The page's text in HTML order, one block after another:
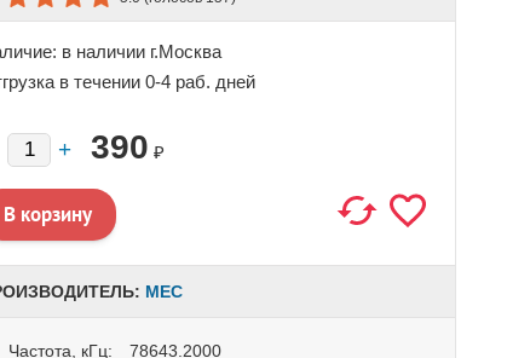
в наличии г.Москва
в течении 0-4 раб. дней
390 ₽
MEC
Частота, кГц:
78643.2000